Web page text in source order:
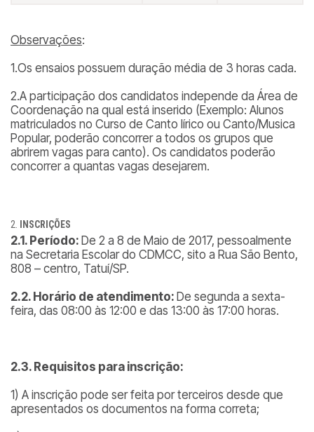
Observações:
1.Os ensaios possuem duração média de 3 horas cada.
2.A participação dos candidatos independe da Área de
Coordenação na qual está inserido (Exemplo: Alunos
matriculados no Curso de Canto lírico ou Canto/Musica
Popular, poderão concorrer a todos os grupos que
abrirem vagas para canto). Os candidatos poderão
concorrer a quantas vagas desejarem.
INSCRIÇÕES
2.1. Período: De 2 a 8 de Maio de 2017, pessoalmente
na Secretaria Escolar do CDMCC, sito a Rua São Bento,
808 – centro, Tatuí/SP.
2.2. Horário de atendimento: De segunda a sexta-
feira, das 08:00 às 12:00 e das 13:00 às 17:00 horas.
2.3. Requisitos para inscrição:
1) A inscrição pode ser feita por terceiros desde que
apresentados os documentos na forma correta;